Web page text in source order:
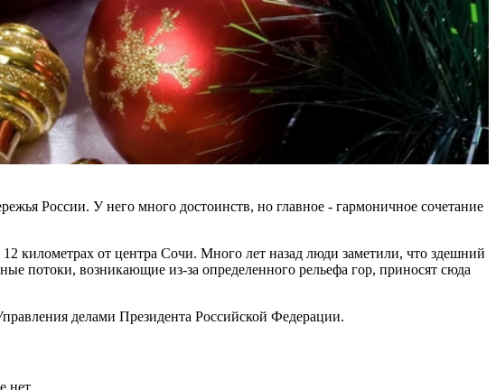
России. У него много достоинств, но главное - гармоничное сочетание
километрах от центра Сочи. Много лет назад люди заметили, что здешний
потоки, возникающие из-за определенного рельефа гор, приносят сюда
делами Президента Российской Федерации.
нет.